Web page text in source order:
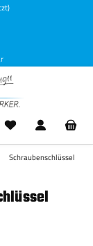
Schraubenschlüssel